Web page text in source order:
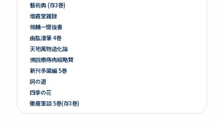
藝術典 (存3巻)
烟霞堂雑録
候鯖一臠抜書
曲肱漫筆 4巻
天地萬物造化論
佛説療痔病經略贊
新刋多識編 5巻
詞の道
四季の花
黴瘡軍談 5巻(存3巻)
煮藥漫抄 2巻